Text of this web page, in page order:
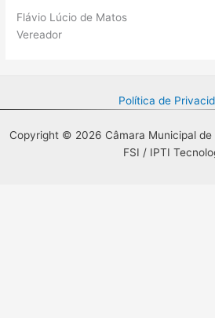
Flávio Lúcio de Matos
Vereador
Política de
Copyright © 2026 Câmara Municipal de
FSI / IPTI